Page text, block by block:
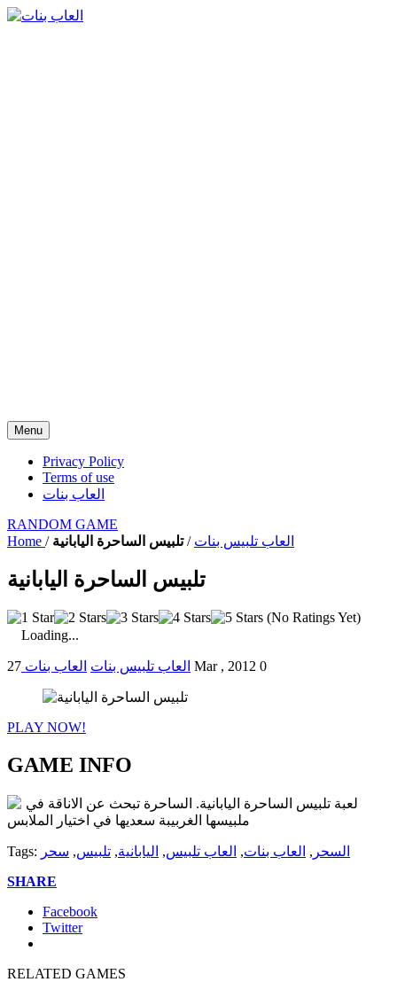
Menu
Privacy Policy
Terms of use
العاب بنات
RANDOM GAME
Home / العاب تلبيس بنات / تلبيس الساحرة اليابانية
تلبيس الساحرة اليابانية
(No Ratings Yet)
Loading...
العاب تلبيس بنات العاب بنات 27 Mar , 2012 0
PLAY NOW!
GAME INFO
لعبة تلبيس الساحرة اليابانية. الساحرة تبحث عن الاناقة في
ملبيسها الغربيبة سعديها في اختيار الملابس
Tags: السحر , العاب بنات, العاب تلبيس, اليابانية, تلبيس, سحر
SHARE
Facebook
Twitter
RELATED GAMES